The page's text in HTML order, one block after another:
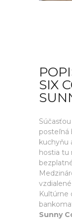
SIX
posteľná
kuchyňu
hostia tu
Kultúrne
Sunny